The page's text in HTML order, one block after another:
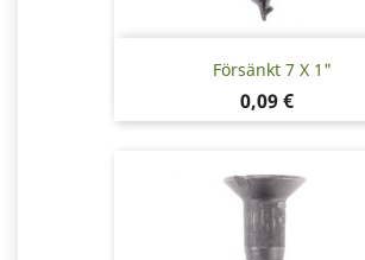
Försänkt 7 X 1"
Pris
0,09 €